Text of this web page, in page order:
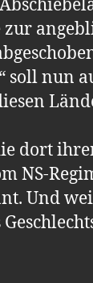
soll nun
dort
NS-
Und